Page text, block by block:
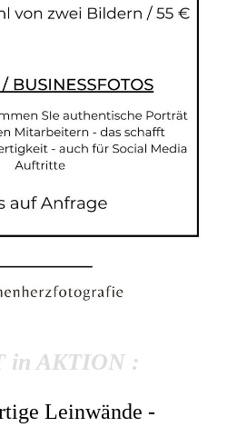
in AKTION :
Leinwände -